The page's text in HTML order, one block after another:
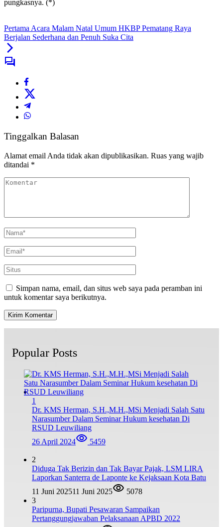
pungkasnya. (*)
Pertama Acara Malam Natal Umum HKBP Pematang Raya
Berjalan Sederhana dan Penuh Suka Cita
Tinggalkan Balasan
Alamat email Anda tidak akan dipublikasikan. Ruas yang wajib
ditandai *
Simpan nama, email, dan situs web saya pada peramban ini
untuk komentar saya berikutnya.
Popular Posts
1
Dr. KMS Herman, S.H.,M.H.,MSi Menjadi Salah Satu
Narasumber Dalam Seminar Hukum kesehatan Di
RSUD Leuwiliang
26 April 2024
5459
2
Diduga Tak Berizin dan Tak Bayar Pajak, LSM LIRA
Laporkan Santerra de Laponte ke Kejaksaan Kota Batu
11 Juni 202511 Juni 2025
5078
3
Paripurna, Bupati Pesawaran Sampaikan
Pertanggungjawaban Pelaksanaan APBD 2022